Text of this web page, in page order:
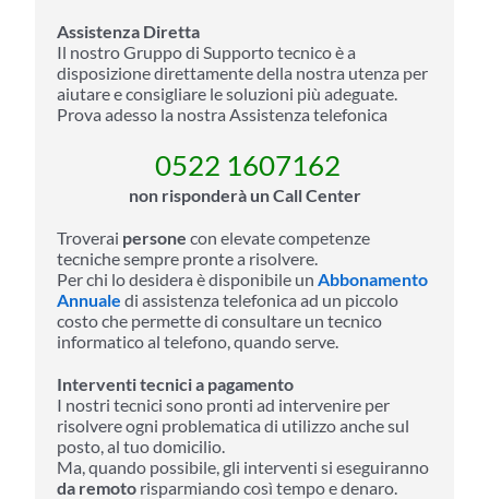
Assistenza Diretta
Il nostro Gruppo di Supporto tecnico è a
disposizione direttamente della nostra utenza per
aiutare e consigliare le soluzioni più adeguate.
Prova adesso la nostra Assistenza telefonica
0522 1607162
non risponderà un Call Center
Troverai persone con elevate competenze
tecniche sempre pronte a risolvere.
Per chi lo desidera è disponibile un Abbonamento
Annuale di assistenza telefonica ad un piccolo
costo che permette di consultare un tecnico
informatico al telefono, quando serve.
Interventi tecnici a pagamento
I nostri tecnici sono pronti ad intervenire per
risolvere ogni problematica di utilizzo anche sul
posto, al tuo domicilio.
Ma, quando possibile, gli interventi si eseguiranno
da remoto risparmiando così tempo e denaro.